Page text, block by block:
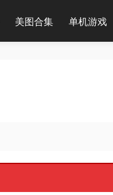
美图合集 单机游戏